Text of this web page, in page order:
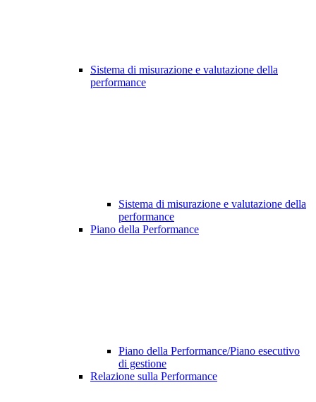
Sistema di misurazione e valutazione della
performance
Sistema di misurazione e valutazione della
performance
Piano della Performance
Piano della Performance/Piano esecutivo
di gestione
Relazione sulla Performance